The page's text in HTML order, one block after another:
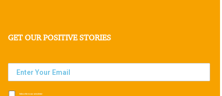
GET OUR POSITIVE STORIES
Subscribe to our newsletter